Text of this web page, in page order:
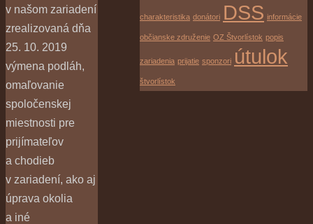
v našom zariadení
zrealizovaná dňa
25. 10. 2019
výmena podláh,
omaľovanie
spoločenskej
miestnosti pre
prijímateľov
a chodieb
v zariadení, ako aj
úprava okolia
a iné
charakteristika donátori DSS informácie
občianske združenie OZ Štvorlístok popis
zariadenia prijatie sponzori útulok
štvorlístok